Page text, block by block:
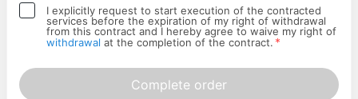
I explicitly request to start execution of the contracted
services before the expiration of my right of withdrawal
from this contract and I hereby agree to waive my right of
withdrawal at the completion of the contract. *
Complete order